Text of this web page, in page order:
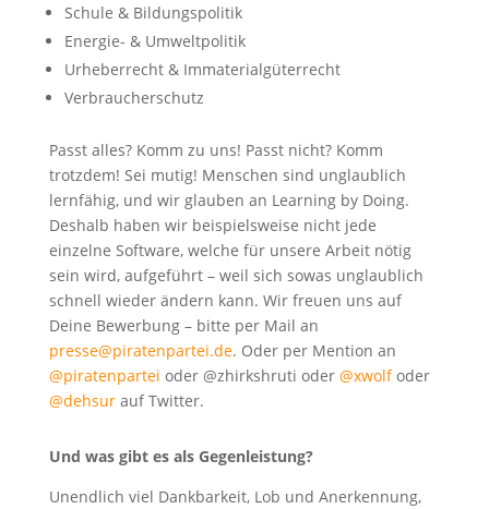
Schule & Bildungspolitik
Energie- & Umweltpolitik
Urheberrecht & Immaterialgüterrecht
Verbraucherschutz
Passt alles? Komm zu uns! Passt nicht? Komm
trotzdem! Sei mutig! Menschen sind unglaublich
lernfähig, und wir glauben an Learning by Doing.
Deshalb haben wir beispielsweise nicht jede
einzelne Software, welche für unsere Arbeit nötig
sein wird, aufgeführt – weil sich sowas unglaublich
schnell wieder ändern kann. Wir freuen uns auf
Deine Bewerbung – bitte per Mail an
presse@piratenpartei.de. Oder per Mention an
@piratenpartei oder @zhirkshruti oder @xwolfoder
@dehsurauf Twitter.
Und was gibt es als Gegenleistung?
Unendlich viel Dankbarkeit, Lob und Anerkennung,